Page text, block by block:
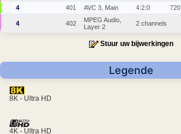
4 401 AVC 3, Main 4:2:0 720
4 402
MPEG Audio,
Layer 2
2 channels
Stuur uw bijwerkingen
Legende
8K - Ultra HD
4K - Ultra HD